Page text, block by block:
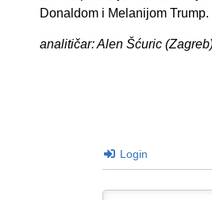
Donaldom i Melanijom Trump.
analitičar: Alen Šćuric
Login